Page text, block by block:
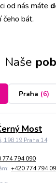
od nás máte
čeho bát.
Naše
Praha (6)
Most
198 19 Praha 14
774 794 090
+420 774 794